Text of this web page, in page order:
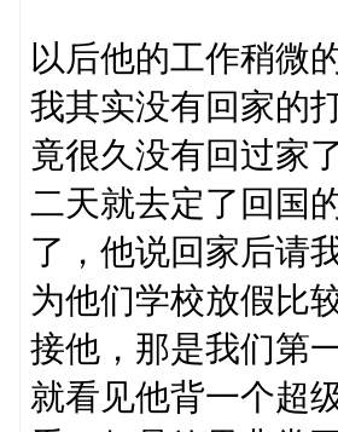
以后他的工作稍微
我其实没有回家的
竟很久没有回过家
二天就去定了回国
了，他说回家后请
为他们学校放假比
接他，那是我们第
就看见他背一个超